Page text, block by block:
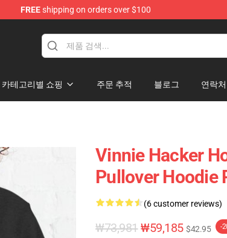
FREEshipping on orders over $100
카테고리별 쇼핑 주문 추적 블로그 연락처
Vinnie Hacker
Pullover Hoodie
(6 customer reviews)
₩73,981 ₩59,185 $42.95 -